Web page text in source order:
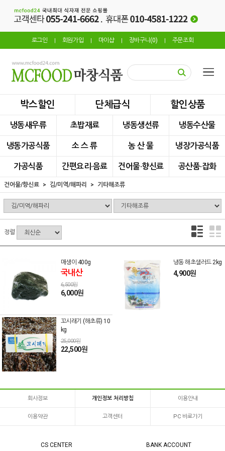
로그인 회원가입 마이샵 장바구니(0) 주문조회
박스할인 단체급식 할인상품
냉동새우류 초밥재료 냉동생선류 냉동수산물
냉동가공식품 소 스 류 농 산 물 냉장가공식품
가공식품 간편요리·음료 건어물·향신료 공산품·잡화
건어물/향신료 김/미역/해파리 기타해조류
정렬
매생이 400g
국내산
6,500원
6,000원
냉동 해초샐러드 2kg
4,900원
꼬시래기 (해초류) 10
kg
25,000원
22,500원
회사정보 개인정보 처리방침 이용안내
이용약관 고객센터 PC 바로가기
CS CENTER BANK ACCOUNT